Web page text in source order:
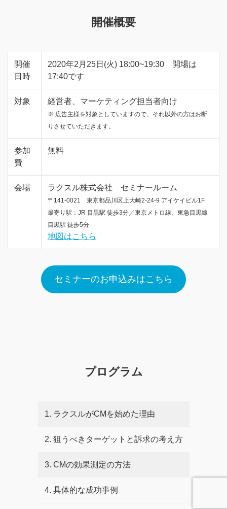
開催概要
開催
日時
2020年2月25日(火) 18:00~19:30 開場は
17:40です
対象 経営者、マーケティング担当者向け
※ 広告主様を対象としていますので、それ以外の方はお断
りさせていただきます。
参加
費
無料
会場 ラクスル株式会社 セミナールーム
〒141-0021 東京都品川区上大崎2-24-9 アイケイビル1F
最寄り駅：JR 目黒駅 徒歩3分／東京メトロ線、東急目黒線
目黒駅 徒歩5分
地図はこちら
セミナーのお申込みはこちら
プログラム
1. ラクスルがCMを始めた理由
2. 狙うべきターゲットと訴求の考え方
3. CMの効果測定の方法
4. 具体的な成功事例